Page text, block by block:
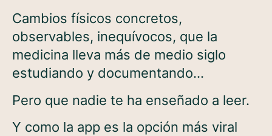
Cambios físicos concretos,
observables, inequívocos, que la
medicina lleva más de medio siglo
estudiando y documentando…
Pero que nadie te ha enseñado a leer.
Y como la app es la opción más viral